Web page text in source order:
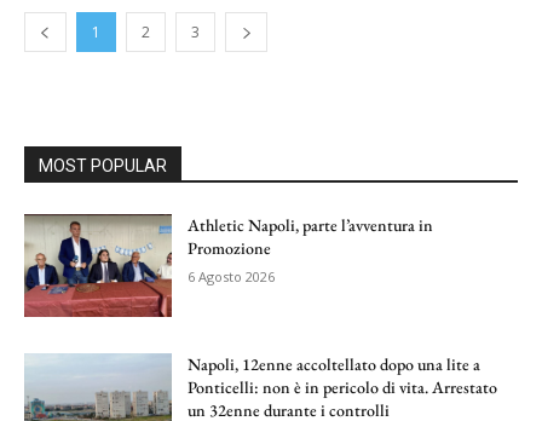
1 2 3
MOST POPULAR
Athletic Napoli, parte l’avventura in
Promozione
6 Agosto 2026
Napoli, 12enne accoltellato dopo una lite a
Ponticelli: non è in pericolo di vita. Arrestato
un 32enne durante i controlli